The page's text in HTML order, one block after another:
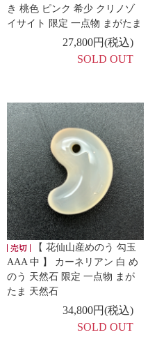
き 桃色 ピンク 希少 クリノゾ
イサイト 限定 一点物 まがたま
27,800円(税込)
SOLD OUT
【 花仙山産めのう 勾玉
AAA 中 】 カーネリアン 白 め
のう 天然石 限定 一点物 まが
たま 天然石
34,800円(税込)
SOLD OUT